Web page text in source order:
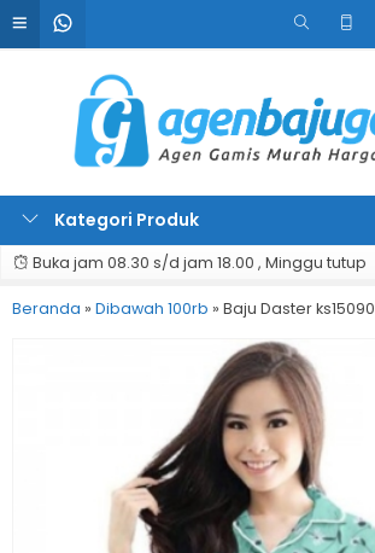
Kategori Produk
Buka jam 08.30 s/d jam 18.00 , Minggu tutup
Beranda » Dibawah 100rb » Baju Daster ks15090